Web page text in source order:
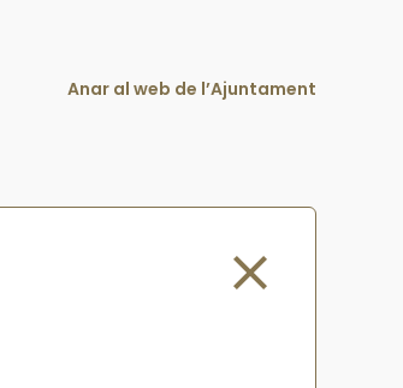
Anar al web de l’Ajuntament